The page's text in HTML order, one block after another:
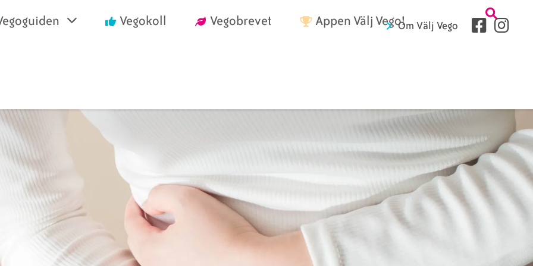
Vegokoll Vegobrevet Appen Välj Vego!Sociala
Om Välj Vego
recept
vego Handla vego
konsumentlistor Vanliga frågor
certifieringar